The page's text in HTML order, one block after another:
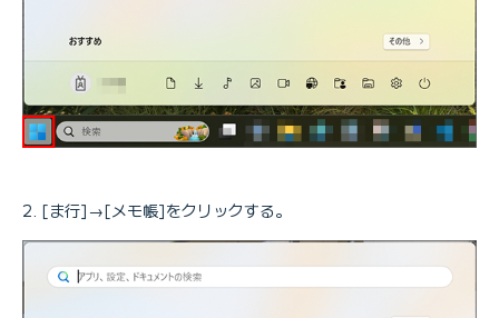
[ま行]→[メモ帳]をクリックする。